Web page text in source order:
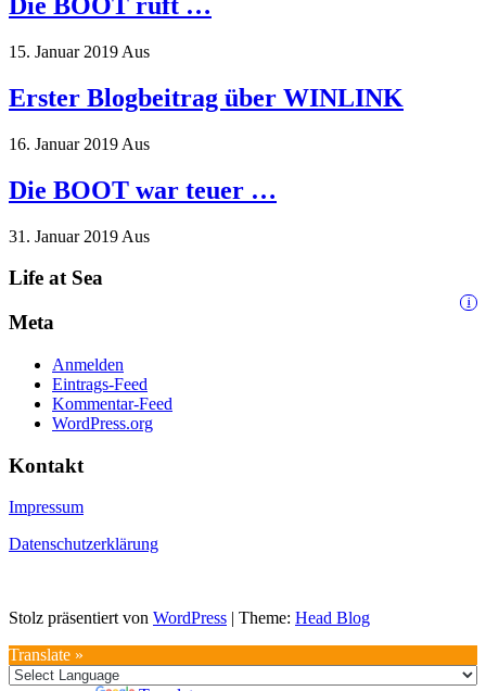
Die BOOT ruft …
15. Januar 2019 Aus
Erster Blogbeitrag über WINLINK
16. Januar 2019 Aus
Die BOOT war teuer …
31. Januar 2019 Aus
Life at Sea
i
Meta
Anmelden
Eintrags-Feed
Kommentar-Feed
WordPress.org
Kontakt
Impressum
Datenschutzerklärung
Stolz präsentiert von WordPress | Theme: Head Blog
Translate »